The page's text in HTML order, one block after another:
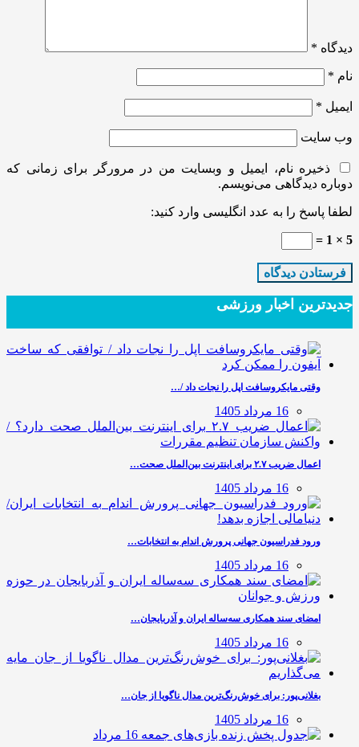
دیدگاه *
نام *
ایمیل *
وب‌ سایت
ذخیره نام، ایمیل و وبسایت من در مرورگر برای زمانی که
دوباره دیدگاهی می‌نویسم.
لطفا پاسخ را به عدد انگلیسی وارد کنید:
5 × 1 =
جدیدترین‌ اخبار ورزشی
وقتی مایکروسافت اپل را نجات داد /…
16 مرداد 1405
اعمال ضریب ۲.۷ برای اینترنت بین‌الملل صحت…
16 مرداد 1405
ورود فدراسیون جهانی پرورش اندام به انتخابات…
16 مرداد 1405
امضای سند همکاری سه‌ساله ایران و آذربایجان…
16 مرداد 1405
بغلانی‌پور: برای خوش‌رنگ‌ترین مدال ناگویا از جان…
16 مرداد 1405